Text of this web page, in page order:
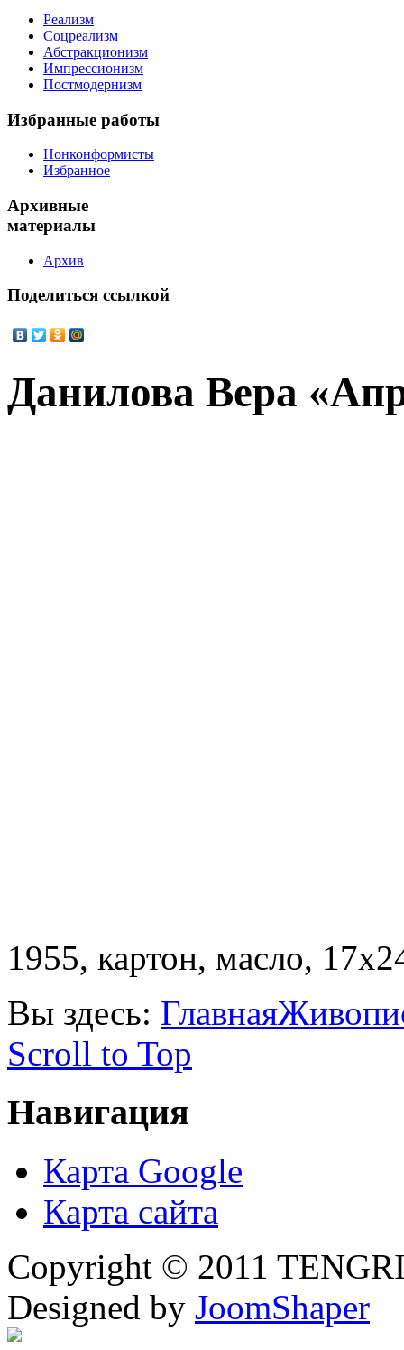
Реализм
Соцреализм
Абстракционизм
Импрессионизм
Постмодернизм
Избранные работы
Нонконформисты
Избранное
Архивные
материалы
Архив
Поделиться ссылкой
Данилова Вера
1955, картон, масло,
Вы здесь: Главная
Scroll to Top
Навигация
Карта Google
Карта сайта
Copyright © 2011
Designed by JoomShaper